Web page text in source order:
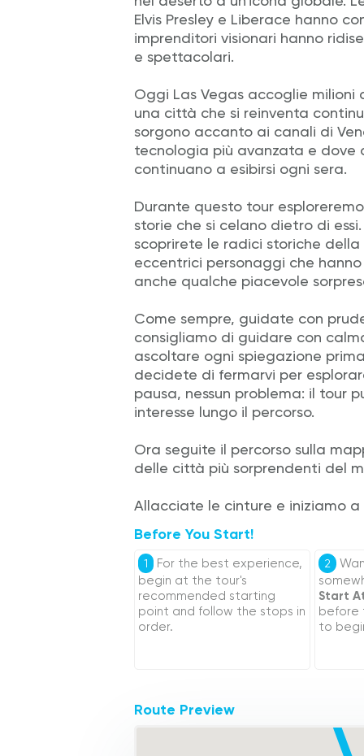
Elvis Presley e Liberace hanno
imprenditori visionari hanno
e spettacolari.
Oggi Las Vegas accoglie
una città che si reinventa
sorgono accanto ai canali di
tecnologia più avanzata e dove
continuano a esibirsi ogni sera.
Durante questo tour
storie che si celano dietro di
scoprirete le radici storiche
eccentrici personaggi che
anche qualche piacevole
Come sempre, guidate con
consigliamo di guidare con
ascoltare ogni spiegazione
decidete di fermarvi per
pausa, nessun problema: il tour
interesse lungo il percorso.
Ora seguite il percorso sulla
delle città più sorprendenti del
Allacciate le cinture e iniziamo a
Before You Start!
1
For the best experience,
begin at the tour's
recommended starting
point and follow the stops in
order.
2
Start
before
to
Route Preview